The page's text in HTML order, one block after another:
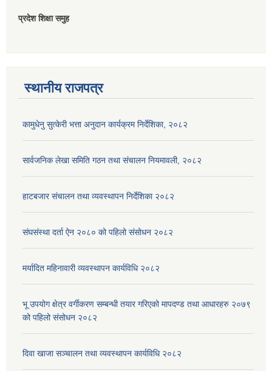
प्रदेश शिक्षा समुह
स्थानीय राजपत्र
कामुधेनु सुत्केरी भत्ता अनुदान कार्यक्रम निर्देशिका, २०८२
सार्वजनिक लेखा समिति गठन तथा संचालन नियमावली, २०८२
हाटबजार संचालन तथा व्यवस्थापन निर्देशिका २०८२
संघसंस्था दर्ता ऐन २०८० को पहिलो संसोधन २०८२
मर्यादित महिनावारी व्यवस्थापन कार्यविधि २०८२
भू उपयोग क्षेत्र वर्गीकरण सम्बन्धी तयार गरिएको मापदण्ड तथा आधारहरु २०७९
को पहिलो संसोधन २०८२
दिवा खाजा सञ्चालन तथा व्यवस्थापन कार्यविधि २०८२